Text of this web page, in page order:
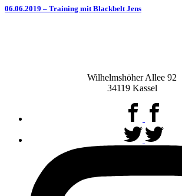
06.06.2019 – Training mit Blackbelt Jens
Wilhelmshöher Allee 92
34119 Kassel